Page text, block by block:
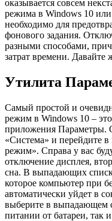
оказывается совсем
режима в Windows 10
необходимо для
фонового задания.
разными способами,
затрат времени. Давайте
Утилита
Самый простой и
режим в Windows 10 –
приложения Параметры.
«Система» и перейдите
режим». Справа у вас
отключение дисплея,
сна. В выпадающих
которое компьютер при
автоматически уйдет в
выберите в выпадающем
питании от батареи, так